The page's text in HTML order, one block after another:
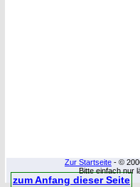
Zur Startseite - ©
Bitte einfach nur
zum Anfang dieser Seite